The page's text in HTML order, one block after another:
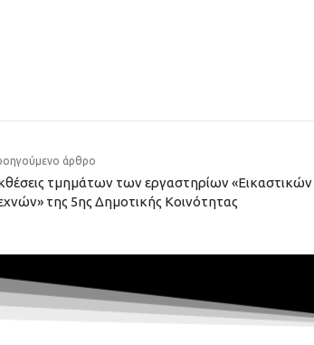
άρθρο
τμημάτων των εργαστηρίων
της 5ης Δημοτικής Κοινότητας